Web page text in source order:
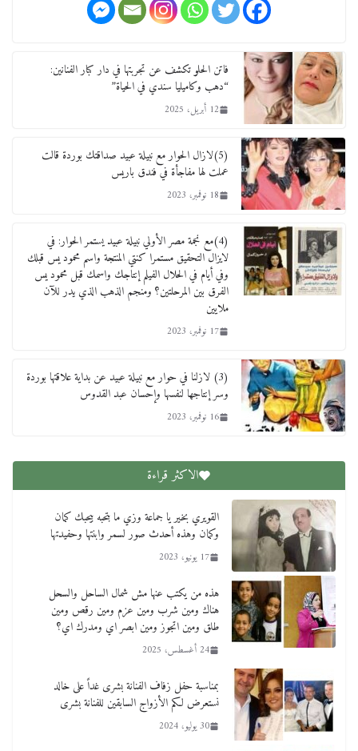
فاتن الحلو تكشف عن تجربتها في دار كبار الفنانين:
“دهب وكاميليا سندي في الحياة”
12 أبريل، 2025
(5)لازال الحوار مع نبيلة عبيد صداقتك بوردة قالت
عملت لها مفاجأة في فندق باريس
18 نوفمبر، 2023
(4)مع نجمة مصر الأولي نبيلة عبيد يستمر الحوار: في
لايزال التحقيق مستمرا كنتي المنتجة واسم محمود يس قبلك
وفي أيام في الحلال الفيلم إنتاجك واسمك قبل محمود يس
الفرق بين المرحلتين؟ ومنجم الذهب الذي يدر للآن
ملايين
17 نوفمبر، 2023
(3) لازلنا في حوار مع نبيلة عبيد عن بداية علاقتها بوردة
وسر إنتاجها لنفسها وإحسان عبد القدوس
16 نوفمبر، 2023
الاكثر قراءة
القويري بخير يا جماعة وزي ما بتحبه بيحبك كمان
وكمان وهذه أحدث صور لسمر وابنتها وحفيدتها
17 يونيو، 2023
هذه من يكتب عنها مش شمال الساحل والسحل
هناك ومين شرب ومين عزم ومين رقص ومين
طلق ومين اتجوز ومين ابصر اي ومدرك اي؟
24 أغسطس، 2025
بمناسبة حفل زفاف الفنانة بشرى غداً على خالد
نستعرض لكم الأزواج السابقين للفنانة بشرى
30 يوليو، 2024